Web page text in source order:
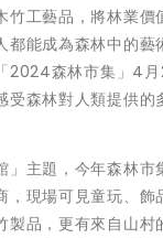
竹工藝品，將林業價
都能成為森林中的藝
2024森林市集」4
受森林對人類提供的
」主題，今年森林
，現場可見童玩、飾
製品，更有來自山村